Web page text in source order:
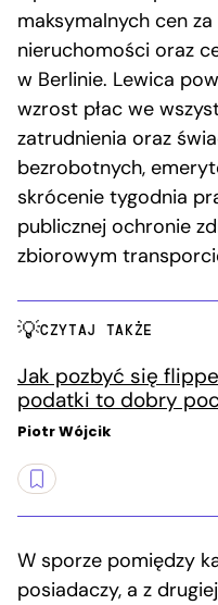
maksymalnych cen
nieruchomości oraz
w Berlinie. Lewica
wzrost płac we
zatrudnienia oraz
bezrobotnych,
skrócenie tygodnia
publicznej ochronie
zbiorowym
CZYTAJ TAKŻE
Jak pozbyć się
podatki to dobry
Piotr Wójcik
W sporze pomiędzy
posiadaczy, a z